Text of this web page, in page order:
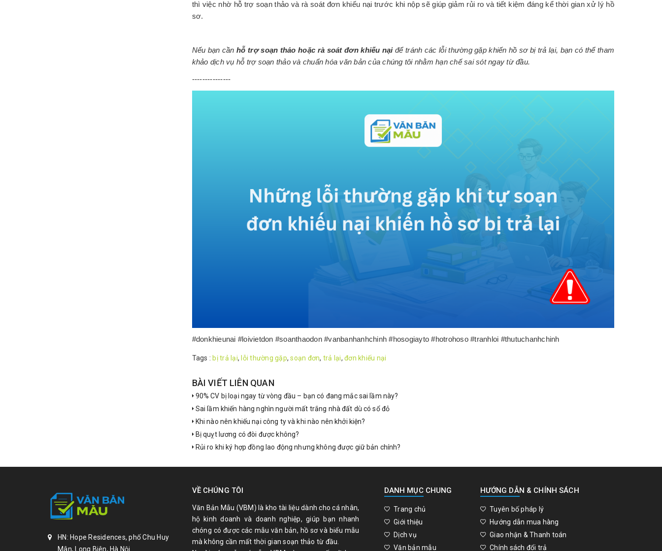
thì việc nhờ hỗ trợ soạn thảo và rà soát đơn khiếu nại trước khi nộp sẽ giúp giảm rủi ro và tiết kiệm đáng kể thời gian xử lý hồ
sơ.
Nếu bạn cầnhỗ trợ soạn thảo hoặc rà soát đơn khiếu nạiđể tránh các lỗi thường gặp khiến hồ sơ bị trả lại, bạn có thể tham
khảo dịch vụ hỗ trợ soạn thảo và chuẩn hóa văn bản của chúng tôi nhằm hạn chế sai sót ngay từ đầu.
---------------
#donkhieunai #loivietdon #soanthaodon #vanbanhanhchinh #hosogiayto #hotrohoso #tranhloi #thutuchanhchinh
Tags : bị trả lại, lỗi thường gặp,soạn đơn, trả lại, đơn khiếu nại
BÀI VIẾT LIÊN QUAN
90% CV bị loại ngay từ vòng đầu – bạn có đang mắc sai lầm này?
Sai lầm khiến hàng nghìn người mất trắng nhà đất dù có sổ đỏ
Khi nào nên khiếu nại công ty và khi nào nên khởi kiện?
Bị quỵt lương có đòi được không?
Rủi ro khi ký hợp đồng lao động nhưng không được giữ bản chính?
HN: Hope Residences, phố Chu Huy
Mân, Long Biên, Hà Nội
VỀ CHÚNG TÔI
Văn Bản Mẫu (VBM) là kho tài liệu dành cho cá nhân,
hộ kinh doanh và doanh nghiệp, giúp bạn nhanh
chóng có được các mẫu văn bản, hồ sơ và biểu mẫu
mà không cần mất thời gian soạn thảo từ đầu.
DANH MỤC CHUNG
Trang chủ
Giới thiệu
Dịch vụ
Văn bản mẫu
HƯỚNG DẪN & CHÍNH SÁCH
Tuyên bố pháp lý
Hướng dẫn mua hàng
Giao nhận & Thanh toán
Chính sách đổi trả